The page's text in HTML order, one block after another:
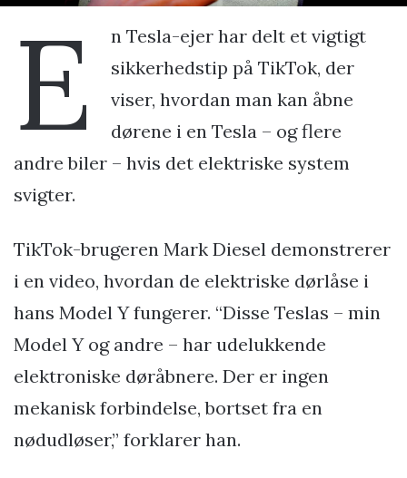
E
n Tesla-ejer har delt et vigtigt
sikkerhedstip på TikTok, der
viser, hvordan man kan åbne
dørene i en Tesla – og flere
andre biler – hvis det elektriske system
svigter.
TikTok-brugeren Mark Diesel demonstrerer
i en video, hvordan de elektriske dørlåse i
hans Model Y fungerer. “Disse Teslas – min
Model Y og andre – har udelukkende
elektroniske døråbnere. Der er ingen
mekanisk forbindelse, bortset fra en
nødudløser,” forklarer han.